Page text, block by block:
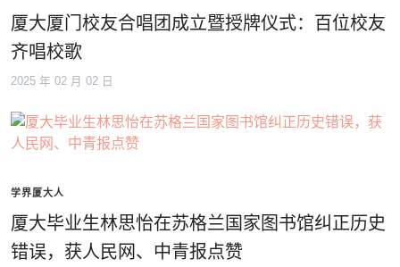
厦大厦门校友合唱团成立暨授牌仪式：百位校友
齐唱校歌
2025 年 02 月 02 日
学界厦大人
厦大毕业生林思怡在苏格兰国家图书馆纠正历史
错误，获人民网、中青报点赞